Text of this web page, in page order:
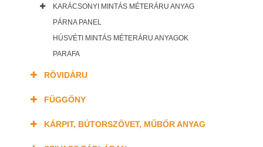
KARÁCSONYI MINTÁS MÉTERÁRU ANYAG
PÁRNA PANEL
HÚSVÉTI MINTÁS MÉTERÁRU ANYAGOK
PARAFA
RÖVIDÁRU
FÜGGÖNY
KÁRPIT, BÚTORSZÖVET, MŰBŐR ANYAG